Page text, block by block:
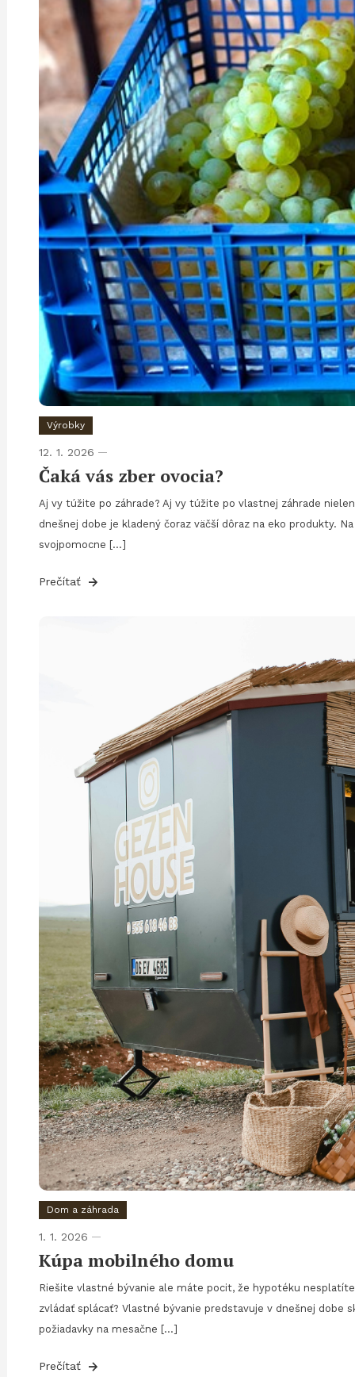
Výrobky
12. 1. 2026
Čaká vás zber ovocia?
Aj vy túžite po záhrade? Aj vy túžite po vlastnej záhrade
dnešnej dobe je kladený čoraz väčší dôraz na eko produkty.
svojpomocne […]
Prečítať
Dom a záhrada
1. 1. 2026
Kúpa mobilného domu
Riešite vlastné bývanie ale máte pocit, že hypotéku
zvládať splácať? Vlastné bývanie predstavuje v dnešnej dobe
požiadavky na mesačne […]
Prečítať